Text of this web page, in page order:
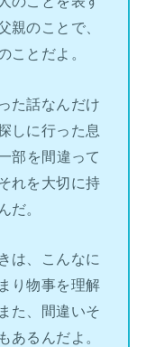
親のことで、
ことだよ。
た話なんだけ
しに行った息
部を間違って
れを大切に持
だ。
は、こんなに
り物事を理解
た、間違いそ
あるんだよ。